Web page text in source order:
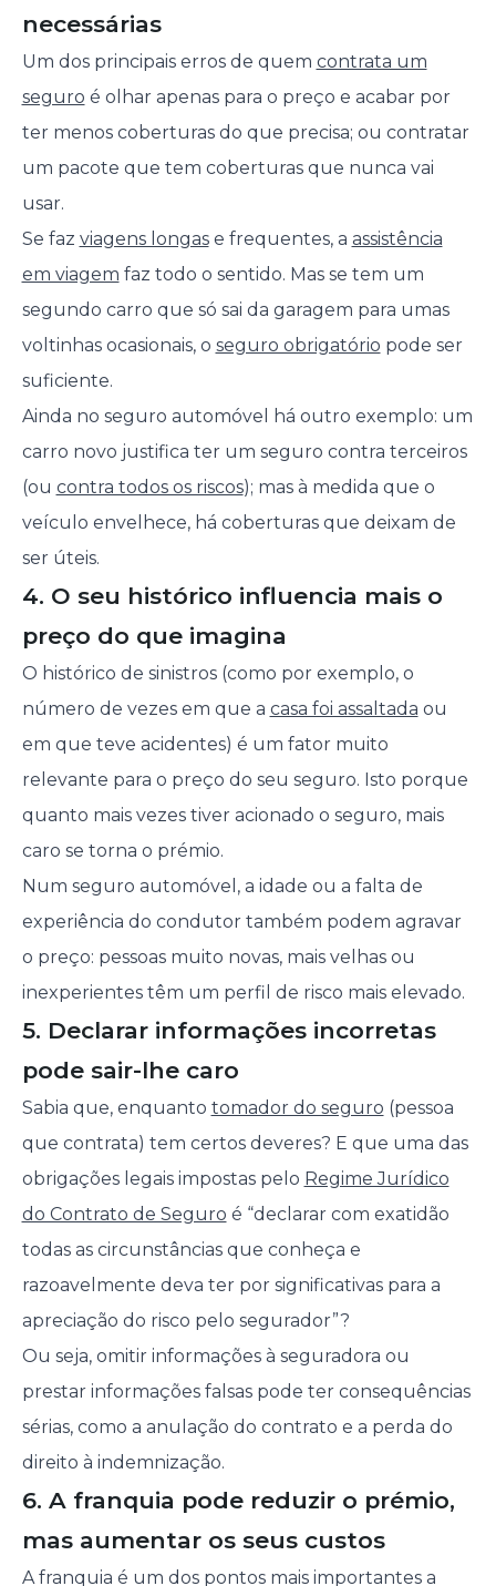
necessárias
Um dos principais erros de quem contrata um
seguro é olhar apenas para o preço e acabar por
ter menos coberturas do que precisa; ou contratar
um pacote que tem coberturas que nunca vai
usar.
Se faz viagens longase frequentes, a assistência
em viagem faz todo o sentido. Mas se tem um
segundo carro que só sai da garagem para umas
voltinhas ocasionais, o seguro obrigatório pode ser
suficiente.
Ainda no seguro automóvel há outro exemplo: um
carro novo justifica ter um seguro contra terceiros
(ou contra todos os riscos); mas à medida que o
veículo envelhece, há coberturas que deixam de
ser úteis.
4. O seu histórico influencia mais o
preço do que imagina
O histórico de sinistros (como por exemplo, o
número de vezes em que a casa foi assaltada ou
em que teve acidentes) é um fator muito
relevante para o preço do seu seguro. Isto porque
quanto mais vezes tiver acionado o seguro, mais
caro se torna o prémio.
Num seguro automóvel, a idade ou a falta de
experiência do condutor também podem agravar
o preço: pessoas muito novas, mais velhas ou
inexperientes têm um perfil de risco mais elevado.
5. Declarar informações incorretas
pode sair-lhe caro
Sabia que, enquanto tomador do seguro (pessoa
que contrata) tem certos deveres? E que uma das
obrigações legais impostas pelo Regime Jurídico
do Contrato de Seguro é “declarar com exatidão
todas as circunstâncias que conheça e
razoavelmente deva ter por significativas para a
apreciação do risco pelo segurador”?
Ou seja, omitir informações à seguradora ou
prestar informações falsas pode ter consequências
sérias, como a anulação do contrato e a perda do
direito à indemnização.
6. A franquia pode reduzir o prémio,
mas aumentar os seus custos
A franquia é um dos pontos mais importantes a